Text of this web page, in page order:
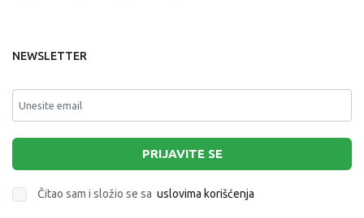
NEWSLETTER
PRIJAVITE SE
Čitao sam i složio se sa uslovima korišćenja